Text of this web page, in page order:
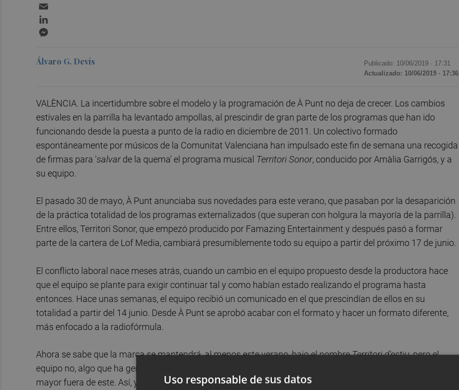
Álvaro G. Devís Publicado: 10/06/2019 · 17:31
Actualizado: 10/06/2019 · 17:36
VALÈNCIA. La incertidumbre sobre el modelo y la programación de À Punt no deja de crecer. Los cambios
estivales en la parrilla ha levantado ampollas, al prescindir de gran parte de los programas que han ido
funcionando desde la puesta a punto de la radio en diciembre de 2011. Un colectivo formado
espontáneamente por músicos de la Comunitat Valenciana han impulsado este fin de semana una recogida
de firmas para 'salvarde la quema' el programa musical Territori Sonor, conducido por Amàlia Garrigós, y a
su equipo.
El pasado 30 de mayo, À Punt anunciaba sus novedades para este verano, que pasaban por la desaparición
de la práctica totalidad de los programas externalizados (que superan con holgura la mayoría de la parrilla).
Entre ellos, Territori Sonor, que empezó producido por Famazing Entertainment y después pasó a formar
parte de la cartera de Lof Media, cambiará presumiblemente todo su equipo a partir del próximo 17 de junio.
El conflicto laboral nace meses atrás, cuando un cambio en el equipo propuesto desde la productora hace
que el equipo se plante para exigir continuar tal y como habían estado realizando el programa hasta
entonces. Hace unas semanas, el equipo recibió un comunicado en el que prescindían de ellos en su
totalidad a partir del 14 junio. Desde À Punt se aprobó acabar con el formato y hacer un formato diferente,
más enfocado a la radiofórmula.
Ahora se sabe que la marca se mantendrá, al menos este verano, bajo el nombreTerritori d'estiu, pero el
equipo no, algo que ha generado tensiones en el equipo, pero que ha despertado un movimiento mucho
mayor fuera de este. Así, y según cuentan los propios impulsores del comunicado, "fue surgiendo el tema en
Uso responsable de sus datos